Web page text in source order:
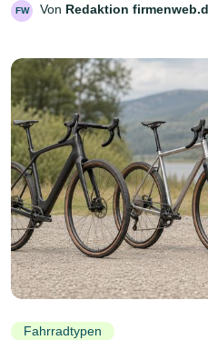
FW Von Redaktion
Fahrradtypen